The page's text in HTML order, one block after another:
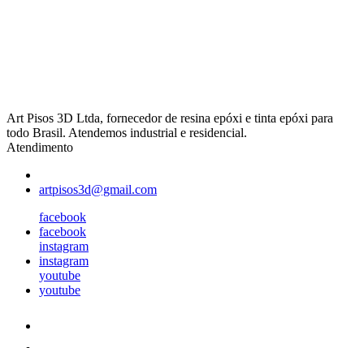
Art Pisos 3D Ltda, fornecedor de resina epóxi e tinta epóxi para
todo Brasil. Atendemos industrial e residencial.
Atendimento
artpisos3d@gmail.com
facebook
facebook
instagram
instagram
youtube
youtube